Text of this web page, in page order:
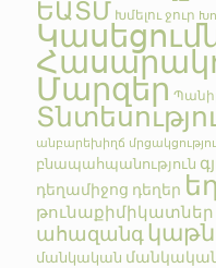
ԵԱՏՄ Խմելու ջուր
Մարզեր
անբարեխիղճ
բնապահպանություն
դեղամիջոց դեղեր
թունաքիմիկատներ
ահազանգ
մանկական մանկական